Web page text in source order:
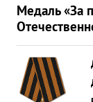
Медаль «За